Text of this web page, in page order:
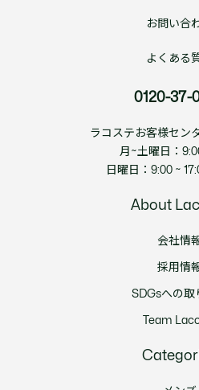
お問い合
よくある
0120-37-
ラコステお客様セン
月~土曜日：
日曜日：9:00 ~
About
会社情
採用情
SDGsへの取
Team